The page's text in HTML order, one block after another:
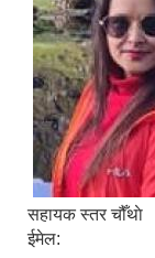
सहायक स्तर चौँथाे
ईमेल: